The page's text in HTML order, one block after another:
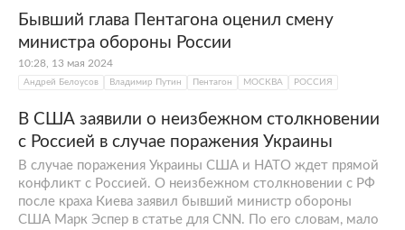
Бывший глава Пентагона оценил смену
министра обороны России
10:28, 13 мая 2024
Андрей Белоусов Владимир Путин Пентагон МОСКВА РОССИЯ
В США заявили о неизбежном столкновении
с Россией в случае поражения Украины
В случае поражения Украины США и НАТО ждет прямой
конфликт с Россией. О неизбежном столкновении с РФ
после краха Киева заявил бывший министр обороны
США Марк Эспер в статье для CNN. По его словам, мало